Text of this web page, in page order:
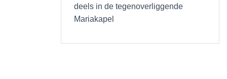
deels in de tegenoverliggende
Mariakapel